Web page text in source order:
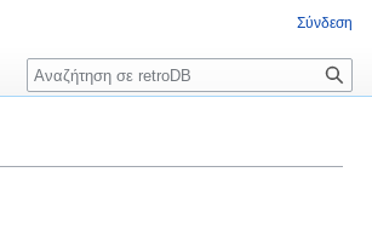
Σύνδεση
Αναζήτηση